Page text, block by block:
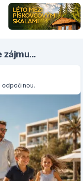
zájmu...
odpočinou.